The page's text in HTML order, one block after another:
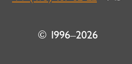
© 1996–2026